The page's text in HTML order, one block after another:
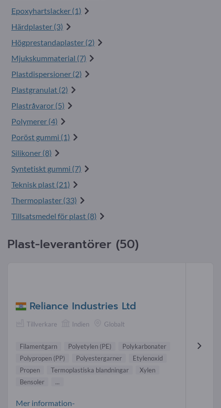
Epoxyhartslacker (1)
Härdplaster (3)
Högprestandaplaster (2)
Mjukskummaterial (7)
Plastdispersioner (2)
Plastgranulat (2)
Plastråvaror (5)
Polymerer (4)
Poröst gummi (1)
Silikoner (8)
Syntetiskt gummi (7)
Teknisk plast (21)
Thermoplaster (33)
Tillsatsmedel för plast (8)
Plast-leverantörer (50)
Reliance Industries Ltd
Tillverkare Indien Globalt
Filamentgarn Polyetylen (PE)
Polykarbonater
Polypropen (PP)
Polyestergarner
Etylenoxid
Propen
Termoplastiska blandningar
Xylen
Bensoler
...
Mer information-